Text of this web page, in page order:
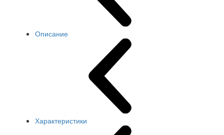
Описание
Характеристики